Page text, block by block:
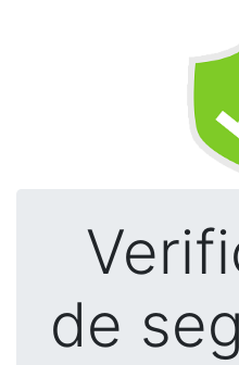
de